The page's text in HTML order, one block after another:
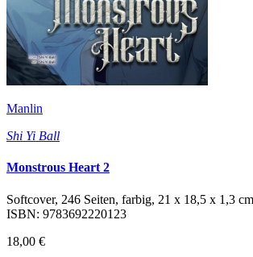
Manlin
Shi Yi Ball
Monstrous Heart 2
Softcover, 246 Seiten, farbig, 21 x 18,5 x 1,3 cm
ISBN: 9783692220123
18,00 €